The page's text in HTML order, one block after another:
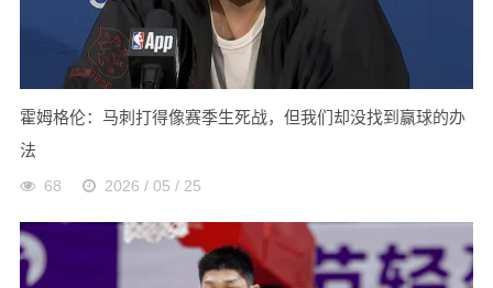
霍姆格伦：马刺打得像赛季生死战，但我们却没找到赢球的办
法
68 2026 / 05 / 25